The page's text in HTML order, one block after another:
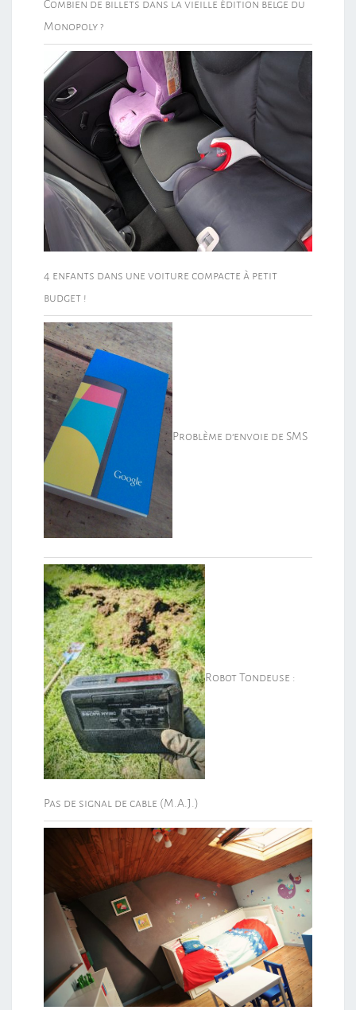
Combien de billets dans la vieille édition belge du
Monopoly ?
4 enfants dans une voiture compacte à petit
budget !
Problème d’envoie de SMS
Robot Tondeuse :
Pas de signal de cable (M.A.J.)